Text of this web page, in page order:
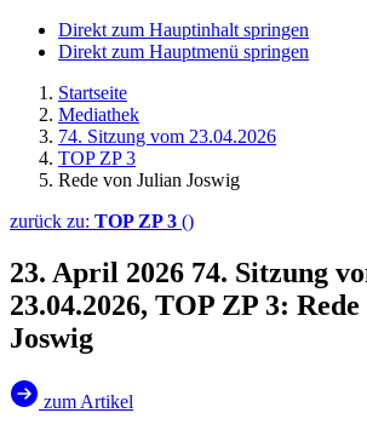
Direkt zum Hauptinhalt springen
Direkt zum Hauptmenü springen
Startseite
Mediathek
74. Sitzung vom 23.04.2026
TOP ZP 3
Rede von Julian Joswig
zurück zu: TOP ZP 3 ()
23. April 2026 74. Sitzung
23.04.2026, TOP ZP 3:
Joswig
zum Artikel